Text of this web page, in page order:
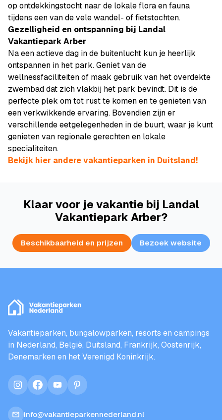
op ontdekkingstocht naar de lokale flora en fauna
tijdens een van de vele wandel- of fietstochten.
Gezelligheid en ontspanning bij Landal
Vakantiepark Arber
Na een actieve dag in de buitenlucht kun je heerlijk
ontspannen in het park. Geniet van de
wellnessfaciliteiten of maak gebruik van het overdekte
zwembad dat zich vlakbij het park bevindt. Dit is de
perfecte plek om tot rust te komen en te genieten van
een verkwikkende ervaring. Bovendien zijn er
verschillende eetgelegenheden in de buurt, waar je kunt
genieten van regionale gerechten en lokale
specialiteiten.
Bekijk hier andere vakantieparken in Duitsland!
Klaar voor je vakantie bij Landal
Vakantiepark Arber?
Beschikbaarheid en prijzen Bezoek website
Vakantieparken, bungalowparken, resorts en campings
in Nederland, België, Duitsland, Frankrijk, Oostenrijk,
Denemarken en het Verenigd Koninkrijk.
instagramfacebookyoutubepinterest
info@vakantieparkennederland.nl